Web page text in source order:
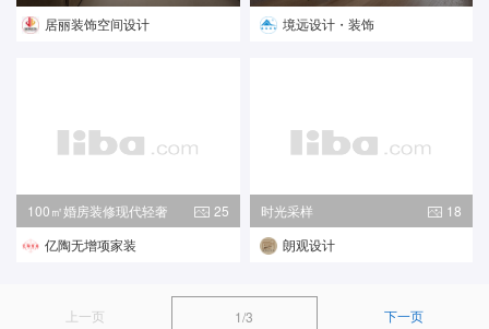
居丽装饰空间设计
境远设计・装饰
100㎡婚房装修现代轻奢
25
亿陶无增项家装
时光采样
18
朗观设计
上一页 1/3 下一页